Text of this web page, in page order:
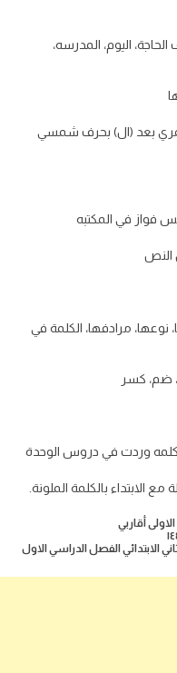
اليوم، المدرسه،
بعد (ال) بحرف شمسي
فواز في المكتبه
النص
مرادفها، الكلمة في
ضم، كسر
وردت في دروس الوحدة
الابتداء بالكلمة الملونة.
أقاربي
الابتدائي الفصل الدراسي الاول